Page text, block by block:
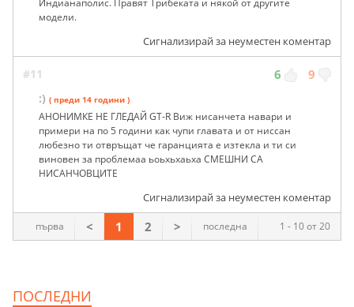
модели.
Сигнализирай за неуместен коментар
#11 6 9
:) ( преди 14 години )
АНОНИМКЕ НЕ ГЛЕДАЙ GT-R Виж нисанчета навари и
примери на по 5 години как чупи главата и от ниссан
любезно ти отвръщат че гаранцията е изтекла и ти си
виновен за проблемаа ьоьхьхаьха СМЕШНИ СА
НИСАНЧОВЦИТЕ
Сигнализирай за неуместен коментар
1 - 10 от 20
първа < 1 2 > последна
ПОСЛЕДНИ